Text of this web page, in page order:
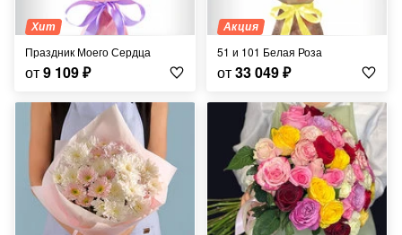
Хит
Праздник Моего Сердца
от9 109₽
Акция
51 и 101 Белая Роза
от33 049₽